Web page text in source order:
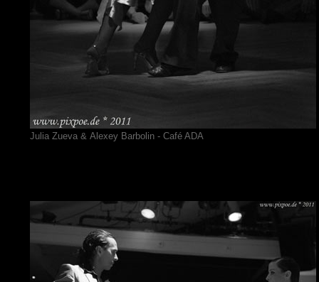
Julia Zueva & Alexey Barbolin - Café ADA